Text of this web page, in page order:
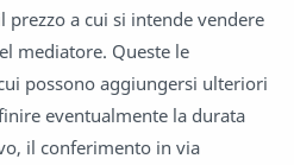
prezzo a cui si intende vendere
mediatore. Queste le
possono aggiungersi ulteriori
eventualmente la durata
il conferimento in via